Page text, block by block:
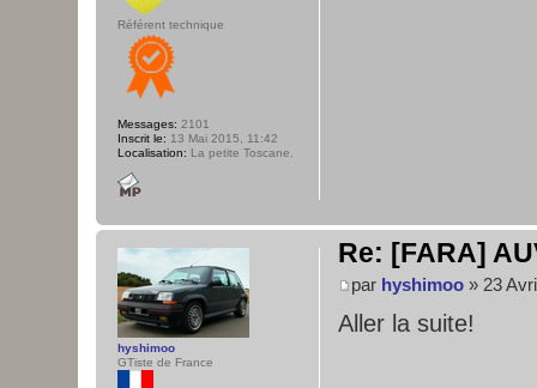
Référent technique
Messages: 2101
Inscrit le: 13 Mai 2015, 11:42
Localisation: La petite Toscane.
Re: [FARA]
par hyshimoo » 23
Aller la suite!
hyshimoo
GTiste de France